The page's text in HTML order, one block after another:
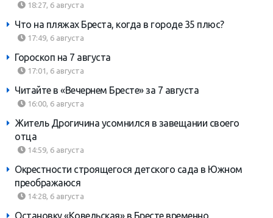
18:27, 6 августа
Что на пляжах Бреста, когда в городе 35 плюс?
17:49, 6 августа
Гороскоп на 7 августа
17:01, 6 августа
Читайте в «Вечернем Бресте» за 7 августа
16:00, 6 августа
Житель Дрогичина усомнился в завещании своего
отца
14:59, 6 августа
Окрестности строящегося детского сада в Южном
преображаюся
14:28, 6 августа
Остановку «Ковельская» в Бресте временно